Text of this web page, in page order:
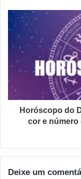
Horóscopo do
cor e número
Deixe um